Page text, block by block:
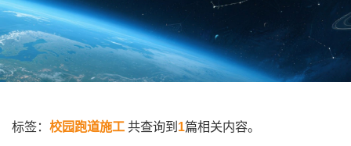
标签： 校园跑道施工 共查询到 1篇相关内容。